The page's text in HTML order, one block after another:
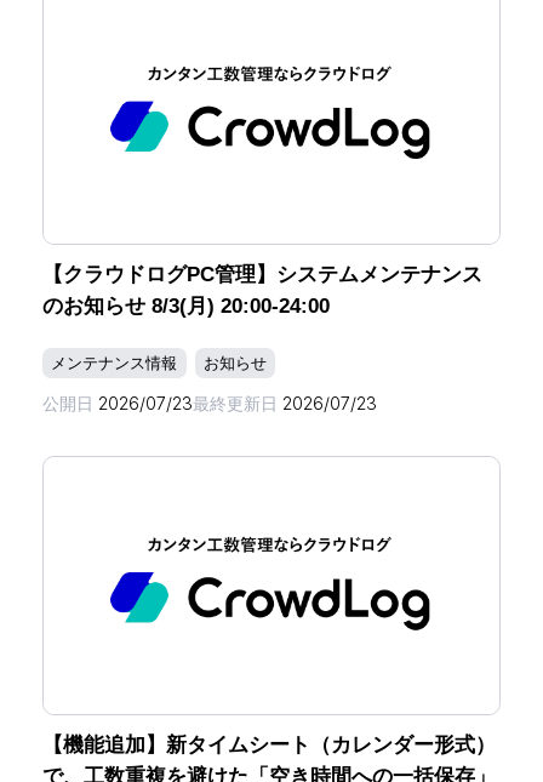
【クラウドログPC管理】システムメンテナンス
のお知らせ 8/3(月) 20:00-24:00
メンテナンス情報 お知らせ
公開日 2026/07/23最終更新日 2026/07/23
【機能追加】新タイムシート（カレンダー形式）
で、工数重複を避けた「空き時間への一括保存」